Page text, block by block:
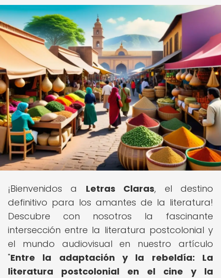
¡Bienvenidos a Letras Claras, el destino
definitivo para los amantes de la literatura!
Descubre con nosotros la fascinante
intersección entre la literatura postcolonial y
el mundo audiovisual en nuestro artículo
"Entre la adaptación y la rebeldía: La
literatura postcolonial en el cine y la